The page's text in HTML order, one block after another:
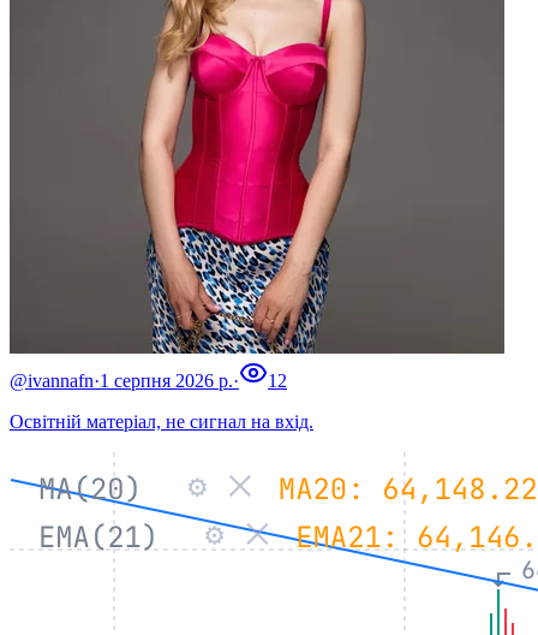
@ivannafn·1 серпня 2026 р.·
12
Освітній матеріал, не сигнал на вхід.